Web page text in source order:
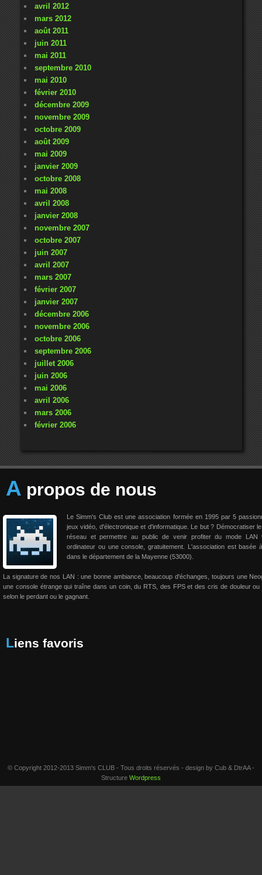
avril 2012
mars 2012
août 2011
juin 2011
mai 2011
septembre 2010
mai 2010
février 2010
décembre 2009
novembre 2009
octobre 2009
août 2009
mai 2009
janvier 2009
octobre 2008
mai 2008
avril 2008
janvier 2008
novembre 2007
octobre 2007
juin 2007
avril 2007
mars 2007
février 2007
janvier 2007
décembre 2006
novembre 2006
octobre 2006
septembre 2006
juillet 2006
juin 2006
mai 2006
avril 2006
mars 2006
février 2006
A propos de nous
Le Simm's Club est une association formée en 1995 par 5
jeux vidéo, d'électronique et d'informatique. Le but ? Démocratiser
réseau et permettre au public de venir profiter du mode LAN
ordinateur ou une console, gratuitement. L'association est basée
dans le département de la Mayenne (53000).
La signature de nos LAN : une bonne ambiance, beaucoup d'échanges, toujours une
une console étrange qui traîne dans un coin, du RTS, des FPS et des cris de douleur ou
selon le perdant ou le gagnant.
Liens favoris
© Copyright 2012-2013 Simm's CLUB - Tous droits réservés - design by Cub & DtrAA -
Structure Wordpress